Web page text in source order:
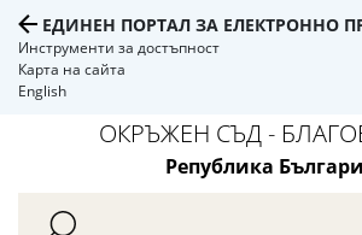
ЕДИНЕН ПОРТАЛ ЗА ЕЛЕКТРОННО
Инструменти за достъпност
Карта на сайта
English
ОКРЪЖЕН СЪД -
Република